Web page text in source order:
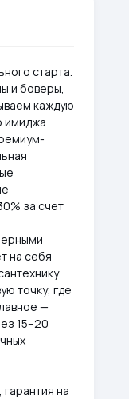
старта.
и боверы,
каждую
имиджа
за счет
на себя
точку, где
—
15–20
на